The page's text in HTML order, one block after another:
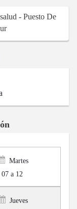
- Puesto De
Martes
07 a 12
Jueves